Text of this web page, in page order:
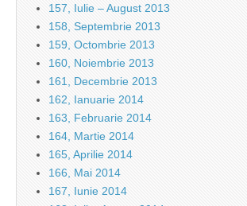
157, Iulie – August 2013
158, Septembrie 2013
159, Octombrie 2013
160, Noiembrie 2013
161, Decembrie 2013
162, Ianuarie 2014
163, Februarie 2014
164, Martie 2014
165, Aprilie 2014
166, Mai 2014
167, Iunie 2014